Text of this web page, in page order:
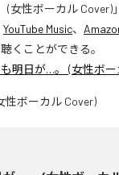
(女性ボーカル Cover)
YouTube Music、
くことができる。
明日が…。 (女性ボー